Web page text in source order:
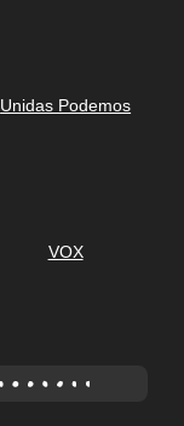
Unidas Podemos
VOX